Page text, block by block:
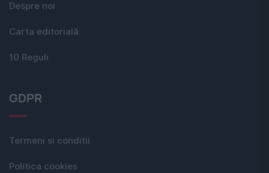
Despre noi
Carta editorială
10 Reguli
GDPR
Termeni si conditii
Politica cookies